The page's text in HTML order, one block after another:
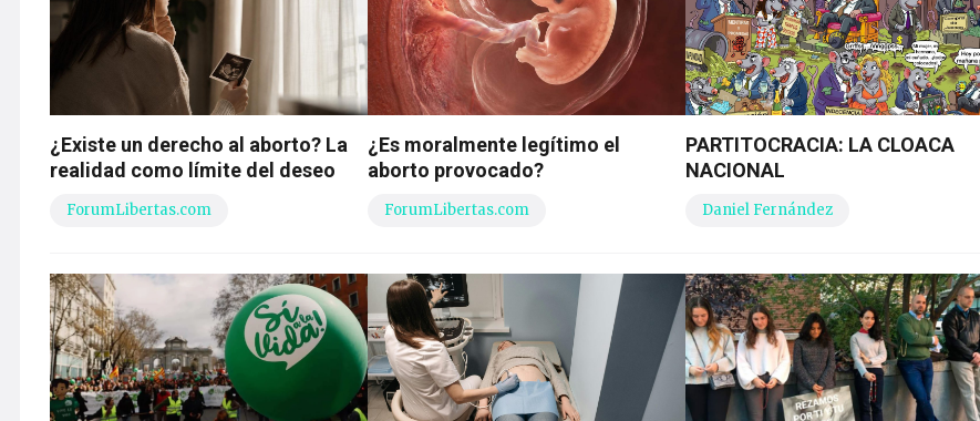
¿Existe un derecho al aborto? La
realidad como límite del deseo
ForumLibertas.com
¿Es moralmente legítimo el
aborto provocado?
ForumLibertas.com
PARTITOCRACIA: LA CLOACA
NACIONAL
Daniel Fernández